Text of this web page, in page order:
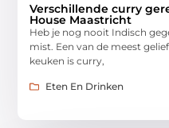
Verschillende curry
House Maastricht
Heb je nog nooit Indisch
mist. Een van de meest
keuken is curry,
Eten En Drinken